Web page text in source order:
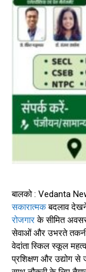
बालको : Vedanta
सकारात्मकबदलाव
रोजगारके सीमित अवसर
सेवाओं और उभरते
वेदांता स्किल स्कूल
प्रशिक्षण और उद्योग से